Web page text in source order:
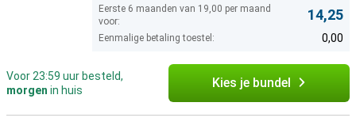
Eerste 6 maanden van 19,00 per maand
voor:
14,25
Eenmalige betaling toestel: 0,00
Voor 23:59 uur besteld,
morgen in huis Kies je bundel